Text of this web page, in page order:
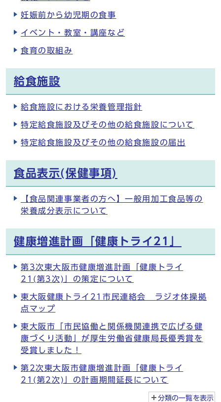
妊娠前から幼児期の食事
イベント・教室・講座など
食育の取組み
給食施設
給食施設における栄養管理指針
特定給食施設及びその他の給食施設について
特定給食施設及びその他の給食施設の届出
食品表示(保健事項)
【食品関連事業者の方へ】一般用加工食品等の
栄養成分表示について
健康増進計画「健康トライ21」
第3次東大阪市健康増進計画「健康トライ
21(第3次)」の策定について
東大阪健康トライ21市民連絡会 ラジオ体操拠
点マップ
東大阪市「市民協働と関係機関連携で広げる健
康づくり活動」が厚生労働省健康局長優秀賞を
受賞しました！
第2次東大阪市健康増進計画「健康トライ
21(第2次)」の計画期間延長について
分類の一覧を表示